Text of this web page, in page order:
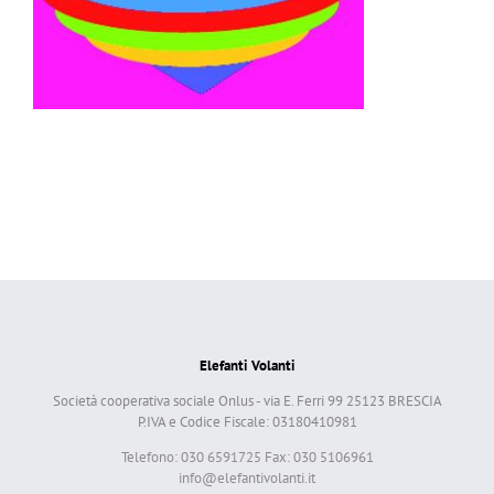
Elefanti Volanti
Società cooperativa sociale Onlus - via E. Ferri 99 25123 BRESCIA
P.IVA e Codice Fiscale: 03180410981
Telefono: 030 6591725 Fax: 030 5106961
info@elefantivolanti.it